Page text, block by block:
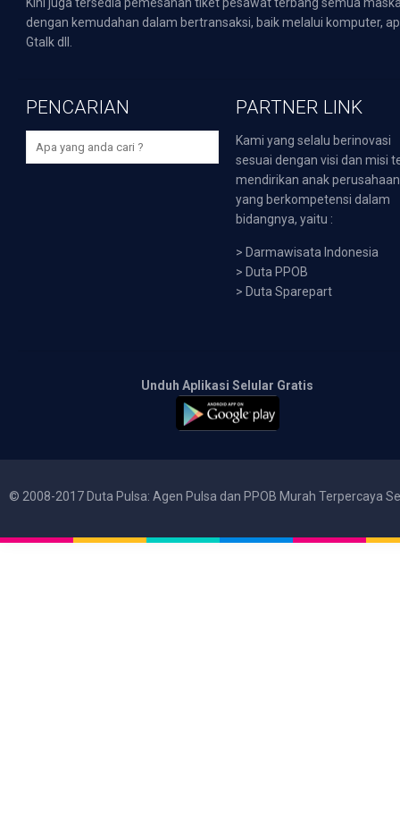
dengan kemudahan dalam bertransaksi, baik melalui komputer,
Gtalk dll.
PENCARIAN PARTNER LINK
Kami yang selalu berinovasi
sesuai dengan visi dan misi
mendirikan anak perusahaan
yang berkompetensi dalam
bidangnya, yaitu :
> Darmawisata Indonesia
> Duta PPOB
> Duta Sparepart
Unduh Aplikasi Selular Gratis
© 2008-2017 Duta Pulsa: Agen Pulsa dan PPOB Murah Terpercaya